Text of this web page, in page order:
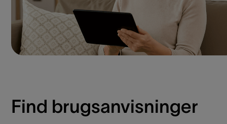
Find brugsanvisninger